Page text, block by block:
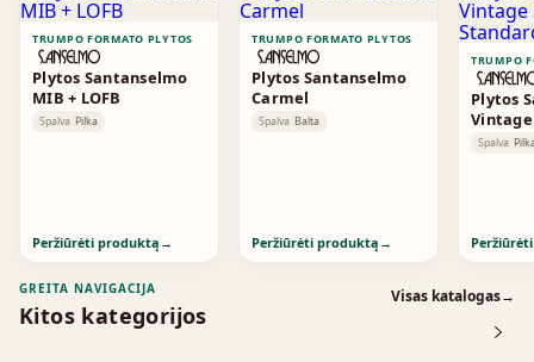
TRUMPO FORMATO PLYTOS
Plytos Santanselmo
MIB + LOFB
Spalva Pilka
Peržiūrėti produktą →
TRUMPO FORMATO PLYTOS
Plytos Santanselmo
Carmel
Spalva Balta
Peržiūrėti produktą →
TRUMPO
Plytos
Spalva
GREITA NAVIGACIJA
Kitos kategorijos
Visas katalogas→